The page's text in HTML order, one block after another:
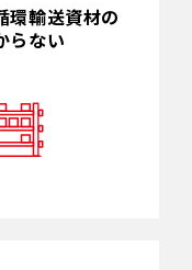
環輸送資材の
らない